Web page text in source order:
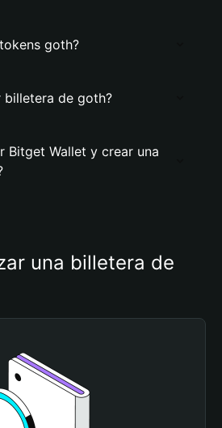
goth?
billetera de goth?
Bitget Wallet y crear una
una billetera de